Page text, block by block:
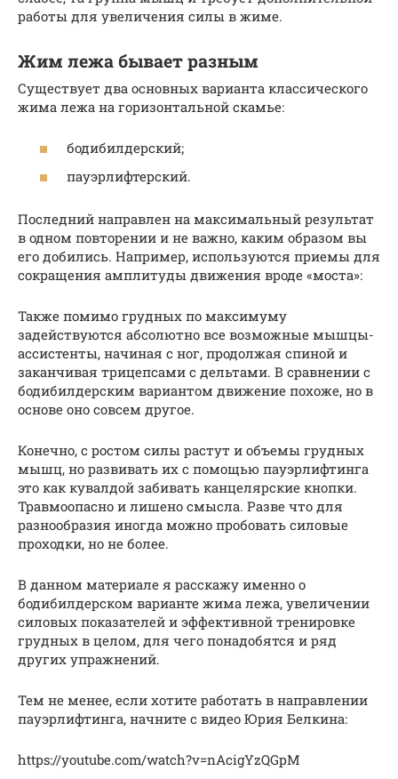
работы для увеличения силы в жиме.
Жим лежа бывает разным
Существует два основных варианта классического
жима лежа на горизонтальной скамье:
бодибилдерский;
пауэрлифтерский.
Последний направлен на максимальный результат
в одном повторении и не важно, каким образом вы
его добились. Например, используются приемы для
сокращения амплитуды движения вроде «моста»:
Также помимо грудных по максимуму
задействуются абсолютно все возможные мышцы-
ассистенты, начиная с ног, продолжая спиной и
заканчивая трицепсами с дельтами. В сравнении с
бодибилдерским вариантом движение похоже, но в
основе оно совсем другое.
Конечно, с ростом силы растут и объемы грудных
мышц, но развивать их с помощью пауэрлифтинга
это как кувалдой забивать канцелярские кнопки.
Травмоопасно и лишено смысла. Разве что для
разнообразия иногда можно пробовать силовые
проходки, но не более.
В данном материале я расскажу именно о
бодибилдерском варианте жима лежа, увеличении
силовых показателей и эффективной тренировке
грудных в целом, для чего понадобятся и ряд
других упражнений.
Тем не менее, если хотите работать в направлении
пауэрлифтинга, начните с видео Юрия Белкина:
https://youtube.com/watch?v=nAcigYzQGpM